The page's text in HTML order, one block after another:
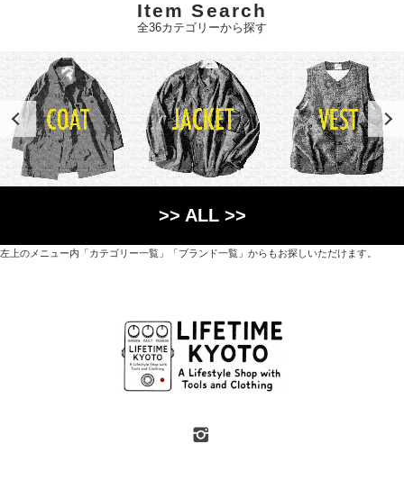
Item Search
全36カテゴリーから探す
>> ALL >>
左上のメニュー内「カテゴリー一覧」「ブランド一覧」からもお探しいただけます。
オリジナルを含むファッションアイテムが中心の
京都・紫野にあるライフスタイルショップです。
京都府京都市北区紫野上築山町21（1階と2階）
定休日 / 水・日曜